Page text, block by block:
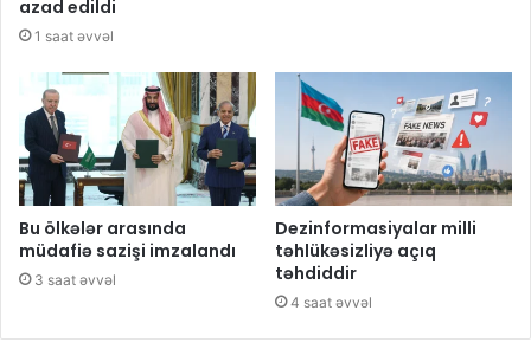
azad edildi
1 saat əvvəl
Bu ölkələr arasında
müdafiə sazişi imzalandı
3 saat əvvəl
Dezinformasiyalar milli
təhlükəsizliyə açıq
təhdiddir
4 saat əvvəl